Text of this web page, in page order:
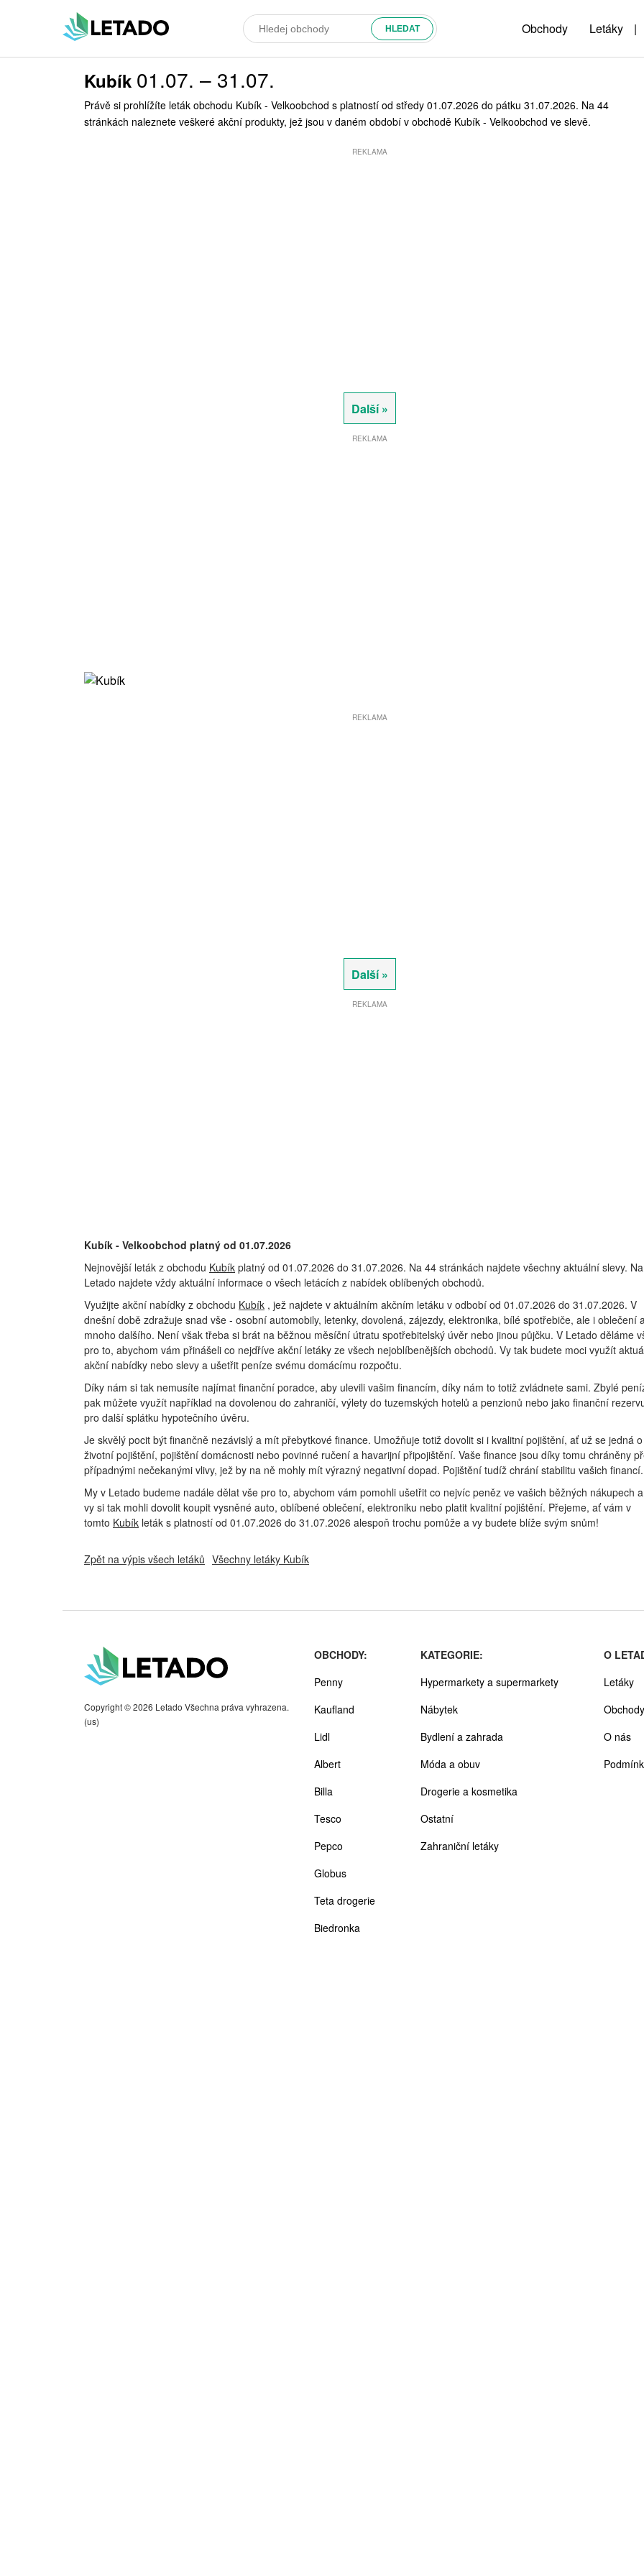
Obchody Letáky |
Kubík 01.07. – 31.07.
Právě si prohlížíte leták obchodu Kubík - Velkoobchod s platností od středy 01.07.2026 do pátku 31.07.2026. Na 44
stránkách naleznete veškeré akční produkty, jež jsou v daném období v obchodě Kubík - Velkoobchod ve slevě.
REKLAMA
Další »
REKLAMA
REKLAMA
Další »
REKLAMA
Kubík - Velkoobchod platný od 01.07.2026
Nejnovější leták z obchodu Kubík platný od 01.07.2026 do 31.07.2026. Na 44 stránkách najdete všechny aktuální slevy. Na
Letado najdete vždy aktuální informace o všech letácích z nabídek oblíbených obchodů.
Využijte akční nabídky z obchodu Kubík , jež najdete v aktuálním akčním letáku v odbobí od 01.07.2026 do 31.07.2026. V
dnešní době zdražuje snad vše - osobní automobily, letenky, dovolená, zájezdy, elektronika, bílé spotřebiče, ale i oblečení
mnoho dalšího. Není však třeba si brát na běžnou měsíční útratu spotřebitelský úvěr nebo jinou půjčku. V Letado děláme
pro to, abychom vám přinášeli co nejdříve akční letáky ze všech nejoblíbenějších obchodů. Vy tak budete moci využít
akční nabídky nebo slevy a ušetřit peníze svému domácímu rozpočtu.
Díky nám si tak nemusíte najímat finanční poradce, aby ulevili vašim financím, díky nám to totiž zvládnete sami. Zbylé
pak můžete využít například na dovolenou do zahraničí, výlety do tuzemských hotelů a penzionů nebo jako finanční
pro další splátku hypotečního úvěru.
Je skvělý pocit být finančně nezávislý a mít přebytkové finance. Umožňuje totiž dovolit si i kvalitní pojištění, ať už se jedná o
životní pojištění, pojištění domácnosti nebo povinné ručení a havarijní připojištění. Vaše finance jsou díky tomu chráněny
případnými nečekanými vlivy, jež by na ně mohly mít výrazný negativní dopad. Pojištění tudíž chrání stabilitu vašich financí.
My v Letado budeme nadále dělat vše pro to, abychom vám pomohli ušetřit co nejvíc peněz ve vašich běžných nákupech a
vy si tak mohli dovolit koupit vysněné auto, oblíbené oblečení, elektroniku nebo platit kvalitní pojištění. Přejeme, ať vám v
tomto Kubík leták s platností od 01.07.2026 do 31.07.2026 alespoň trochu pomůže a vy budete blíže svým snům!
Zpět na výpis všech letáků Všechny letáky Kubík
Copyright © 2026 Letado Všechna práva vyhrazena.
(us)
OBCHODY:
Penny
Kaufland
Lidl
Albert
Billa
Tesco
Pepco
Globus
Teta drogerie
Biedronka
KATEGORIE:
Hypermarkety a supermarkety
Nábytek
Bydlení a zahrada
Móda a obuv
Drogerie a kosmetika
Ostatní
Zahraniční letáky
O
Letáky
Obchody
O nás